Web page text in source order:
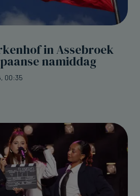
in Assebroek
namiddag
00:35